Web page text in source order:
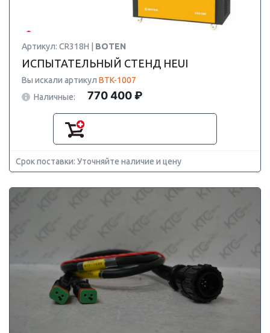
Артикул: CR318H | BOTEN
ИСПЫТАТЕЛЬНЫЙ СТЕНД HEUI
Вы искали артикул BTK-1007
Наличные:
770 400 ₽
Срок поставки: Уточняйте наличие и цену